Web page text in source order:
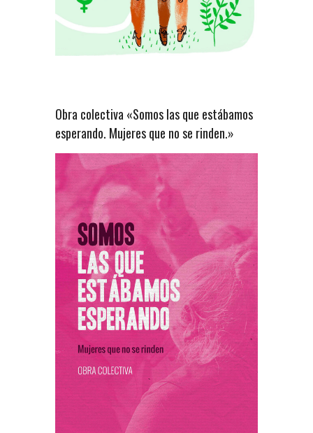
Obra colectiva «Somos las que estábamos
esperando. Mujeres que no se rinden.»